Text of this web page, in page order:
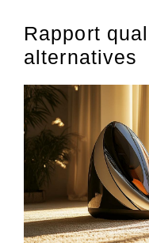
Rapport
alternatives